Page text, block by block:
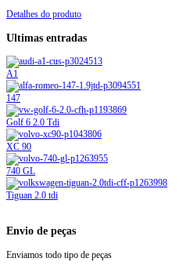
Detalhes do produto
Ultimas entradas
A1
147
Golf 6 2.0 Tdi
XC 90
740 GL
Tiguan 2.0 tdi
Envio de peças
Enviamos todo tipo de peças